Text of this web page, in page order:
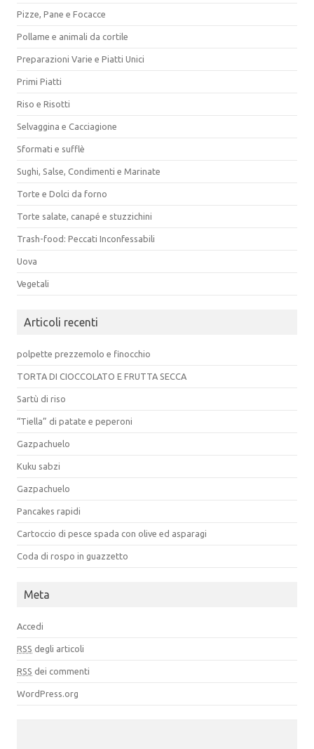
Pizze, Pane e Focacce
Pollame e animali da cortile
Preparazioni Varie e Piatti Unici
Primi Piatti
Riso e Risotti
Selvaggina e Cacciagione
Sformati e sufflè
Sughi, Salse, Condimenti e Marinate
Torte e Dolci da forno
Torte salate, canapé e stuzzichini
Trash-food: Peccati Inconfessabili
Uova
Vegetali
Articoli recenti
polpette prezzemolo e finocchio
TORTA DI CIOCCOLATO E FRUTTA SECCA
Sartù di riso
“Tiella” di patate e peperoni
Gazpachuelo
Kuku sabzi
Gazpachuelo
Pancakes rapidi
Cartoccio di pesce spada con olive ed asparagi
Coda di rospo in guazzetto
Meta
Accedi
RSS degli articoli
RSS dei commenti
WordPress.org